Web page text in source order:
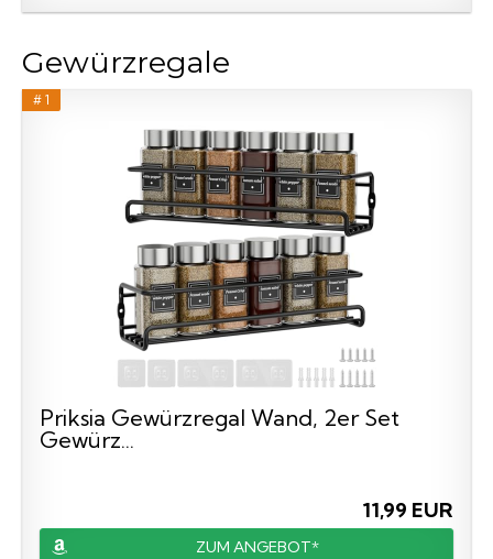
Gewürzregale
# 1
Priksia Gewürzregal Wand, 2er Set
Gewürz...
11,99 EUR
ZUM ANGEBOT*